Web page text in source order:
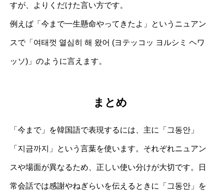
すが、よりくだけた言い方です。
例えば「今まで一生懸命やってきたよ」というニュアン
スで「여태껏 열심히 해 왔어 (ヨテッコッ ヨルシミ ヘワ
ッソ)」のように言えます。
まとめ
「今まで」を韓国語で表現するには、主に「그동안」
「지금까지」という言葉を使います。それぞれニュアン
スや場面が異なるため、正しい使い分けが大切です。日
常会話では感謝やねぎらいを伝えるときに「그동안」を